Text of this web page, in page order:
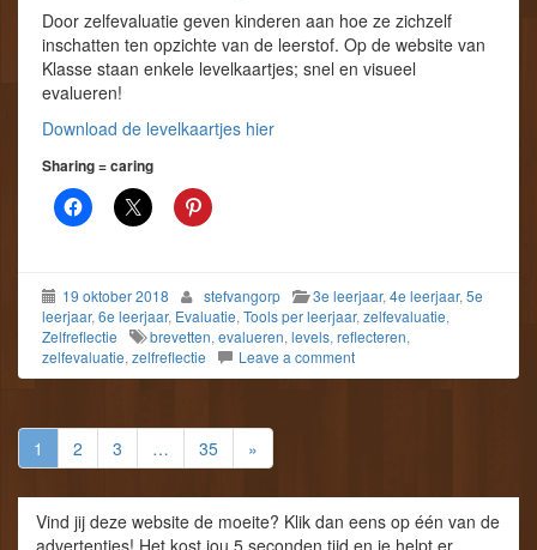
Door zelfevaluatie geven kinderen aan hoe ze zichzelf
inschatten ten opzichte van de leerstof. Op de website van
Klasse staan enkele levelkaartjes; snel en visueel
evalueren!
Download de levelkaartjes hier
Sharing = caring
19 oktober 2018 stefvangorp 3e leerjaar, 4e leerjaar, 5e
leerjaar, 6e leerjaar, Evaluatie, Tools per leerjaar, zelfevaluatie,
Zelfreflectie
brevetten, evalueren, levels, reflecteren,
zelfevaluatie, zelfreflectie Leave a comment
1 2 3 … 35 »
Vind jij deze website de moeite? Klik dan eens op één van de